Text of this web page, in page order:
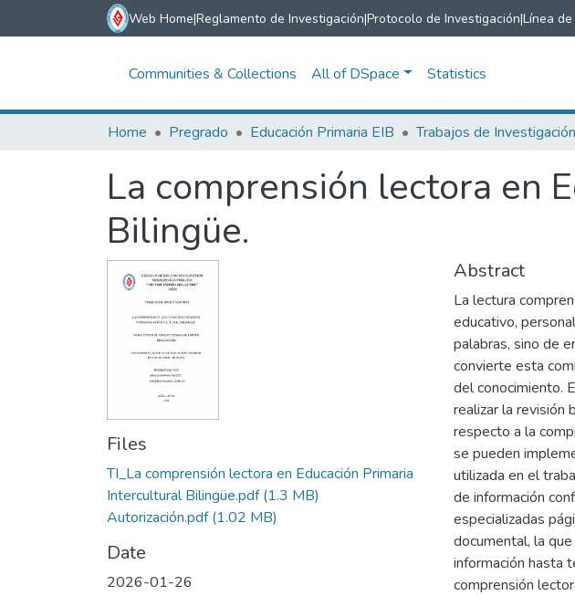
Web Home|Reglamento de Investigación|Protocolo de Investigación|Línea
Communities & Collections All of DSpace Statistics
Home Pregrado Educación Primaria EIB Trabajos de Investigación
La comprensión lectora en
Bilingüe.
Files
TI_La comprensión lectora en Educación Primaria
Intercultural Bilingüe.pdf(1.3 MB)
Autorización.pdf(1.02 MB)
Date
2026-01-26
Abstract
La lectura
educativo,
palabras, sino de
convierte esta
del conocimiento.
realizar la revisión
respecto a la
se pueden
utilizada en el
de información
especializadas
documental, la
información hasta
comprensión